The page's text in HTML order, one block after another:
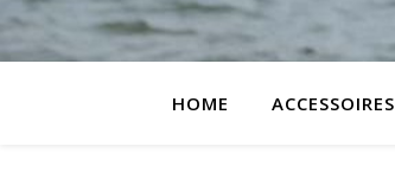
HOME ACCESSOIRES